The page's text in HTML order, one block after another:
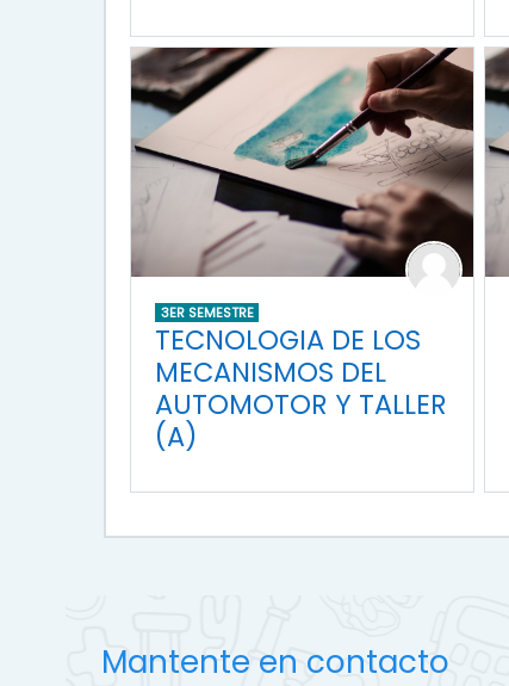
3ER SEMESTRE
TECNOLOGIA DE LOS
MECANISMOS DEL
AUTOMOTOR Y TALLER
(A)
Mantente en contacto